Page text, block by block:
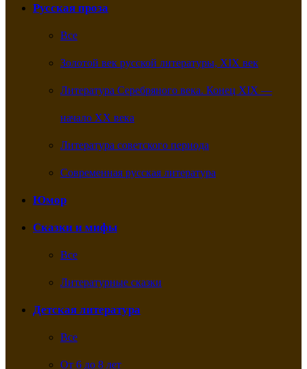
Русская проза
Все
Золотой век русской литературы, XIX век
Литература Серебряного века. Конец XIX —
начало XX века
Литература советского периода
Современная русская литература
Юмор
Сказки и мифы
Все
Литературные сказки
Детская литература
Все
От 6 до 8 лет